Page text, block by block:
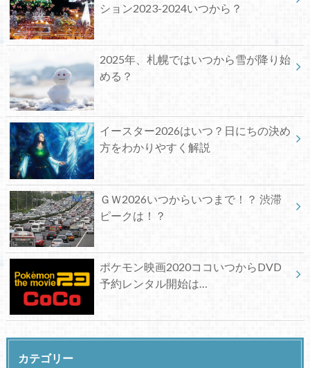
ション2023-2024いつから？
2025年、札幌ではいつから雪が降り始
める？
イースター2026はいつ？日にちの決め
方をわかりやすく解説
ＧＷ2026いつからいつまで！？ 渋滞
ピークは！？
ポケモン映画2020ココいつからDVD
予約レンタル開始は…
カテゴリー